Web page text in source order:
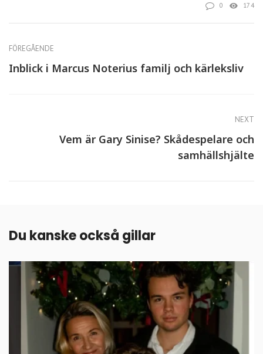
0 174
FÖREGÅENDE
Inblick i Marcus Noterius familj och kärleksliv
NEXT
Vem är Gary Sinise? Skådespelare och
samhällshjälte
Du kanske också gillar